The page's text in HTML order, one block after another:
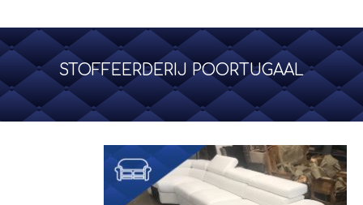
STOFFEERDERIJ POORTUGAAL